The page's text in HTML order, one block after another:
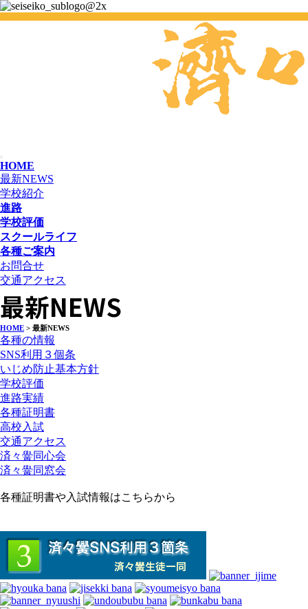
HOME
最新NEWS
学校紹介
進路
学校評価
スクールライフ
各種ご案内
お問合せ
交通アクセス
最新NEWS
HOME > 最新NEWS
各種の情報
SNS利用３個条
いじめ防止基本方針
学校評価
進路実績
各種証明書
高校入試
交通アクセス
済々黌同心会
済々黌同窓会
各種証明書や入試情報はこちらから